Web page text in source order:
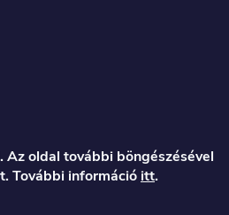
Az oldal további böngészésével
További információ itt.